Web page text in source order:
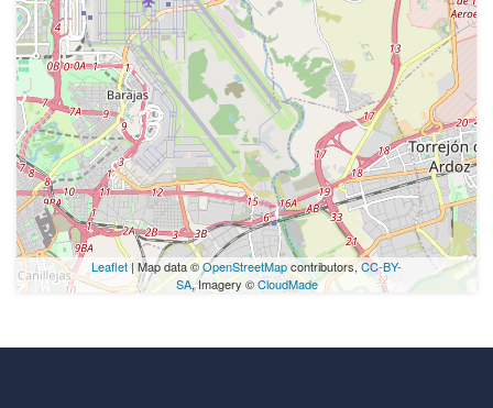
Leaflet| Map data ©OpenStreetMapcontributors,CC-BY-
SA, Imagery ©CloudMade